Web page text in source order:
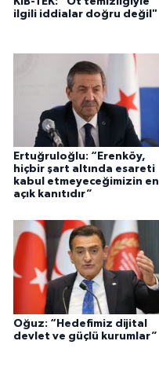
ilgili iddialar doğru değil"
Ertuğruloğlu: “Erenköy,
hiçbir şart altında esareti
kabul etmeyeceğimizin en
açık kanıtıdır”
Oğuz: “Hedefimiz dijital
devlet ve güçlü kurumlar”